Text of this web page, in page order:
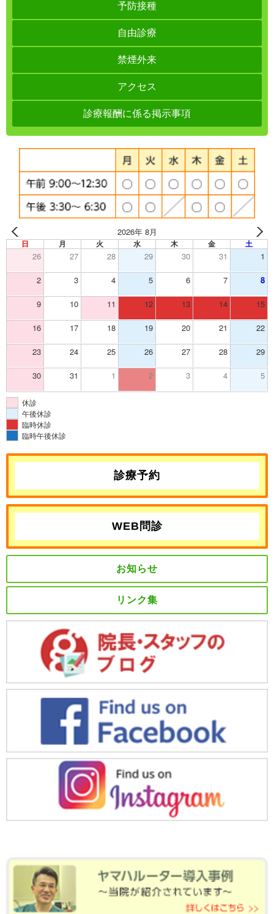
予防接種
自由診療
禁煙外来
アクセス
診療報酬に係る掲示事項
2026年 8月
日 月 火 水 木 金 土
26 27 28 29 30 31 1
2 3 4 5 6 7 8
9 10 11 12 13 14 15
16 17 18 19 20 21 22
23 24 25 26 27 28 29
30 31 1 2 3 4 5
休診
午後休診
臨時休診
臨時午後休診
診療予約
WEB問診
お知らせ
リンク集